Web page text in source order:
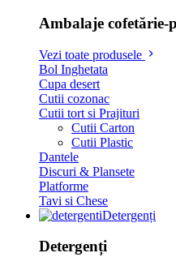
Ambalaje cofetărie-
Vezi toate produsele
Bol Inghetata
Cupa desert
Cutii cozonac
Cutii tort si Prajituri
Cutii Carton
Cutii Plastic
Dantele
Discuri & Plansete
Platforme
Tavi si Chese
Detergenți
Detergenți